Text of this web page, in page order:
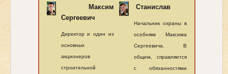
Максим
Сергеевич
Директор и один из
основных
акционеров
строительной
Станислав
Начальник охраны в
особняке Максима
Сергеевича. В
общем, справляется
с обязанностями